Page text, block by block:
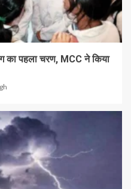
पहला चरण, MCC ने किया